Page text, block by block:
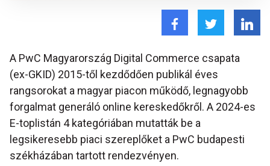
A PwC Magyarország Digital Commerce csapata
(ex-GKID) 2015-től kezdődően publikál éves
rangsorokat a magyar piacon működő, legnagyobb
forgalmat generáló online kereskedőkről. A 2024-es
E-toplistán 4 kategóriában mutatták be a
legsikeresebb piaci szereplőket a PwC budapesti
székházában tartott rendezvényen.